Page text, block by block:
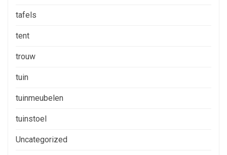
tafels
tent
trouw
tuin
tuinmeubelen
tuinstoel
Uncategorized